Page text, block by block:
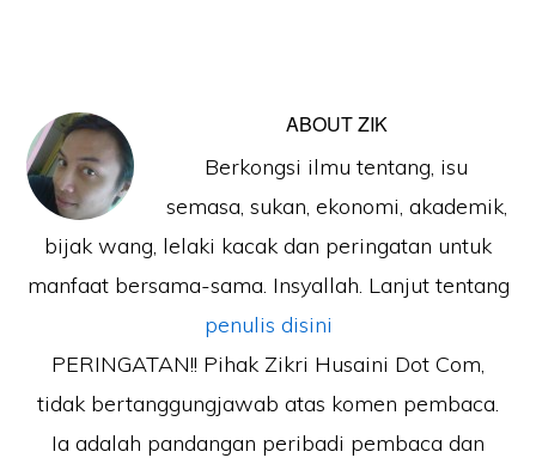
ABOUTZIK
Berkongsi ilmu tentang, isu
semasa, sukan, ekonomi, akademik,
bijak wang, lelaki kacak dan peringatan untuk
manfaat bersama-sama. Insyallah. Lanjut tentang
penulis disini
PERINGATAN!! Pihak Zikri Husaini Dot Com,
tidak bertanggungjawab atas komen pembaca.
Ia adalah pandangan peribadi pembaca dan